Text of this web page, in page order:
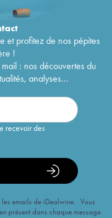
et profitez de nos pépites
!
: nos découvertes du
analyses...
recevoir des
emails de iDealwine. Vous
présent dans chaque message.